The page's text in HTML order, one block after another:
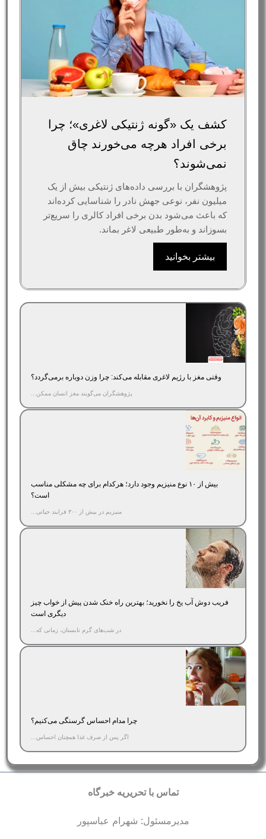
کشف یک «گونه ژنتیکی لاغری»؛ چرا
برخی افراد هرچه می‌خورند چاق
نمی‌شوند؟
پژوهشگران با بررسی داده‌های ژنتیکی بیش از یک
میلیون نفر، نوعی جهش نادر را شناسایی کرده‌اند
که باعث می‌شود بدن برخی افراد کالری را سریع‌تر
بسوزاند و به‌طور طبیعی لاغر بماند.
بیشتر بخوانید
وقتی مغز با رژیم لاغری مقابله می‌کند: چرا وزن دوباره برمی‌گردد؟
پژوهشگران می‌گویند مغز انسان ممکن...
بیش از ۱۰ نوع منیزیم وجود دارد؛ هر‌کدام برای چه مشکلی مناسب‌
است؟
منیزیم در بیش از ۳۰۰ فرایند حیاتی...
فریب دوش آب یخ را نخورید؛ بهترین راه خنک شدن پیش از خواب چیز
دیگری است
در شب‌های گرم تابستان، زمانی که...
چرا مدام احساس گرسنگی می‌کنیم؟
اگر پس از صرف غذا همچنان احساس...
تماس با تحریریه خبرگاه
مدیرمسئول: شهرام عباسپور